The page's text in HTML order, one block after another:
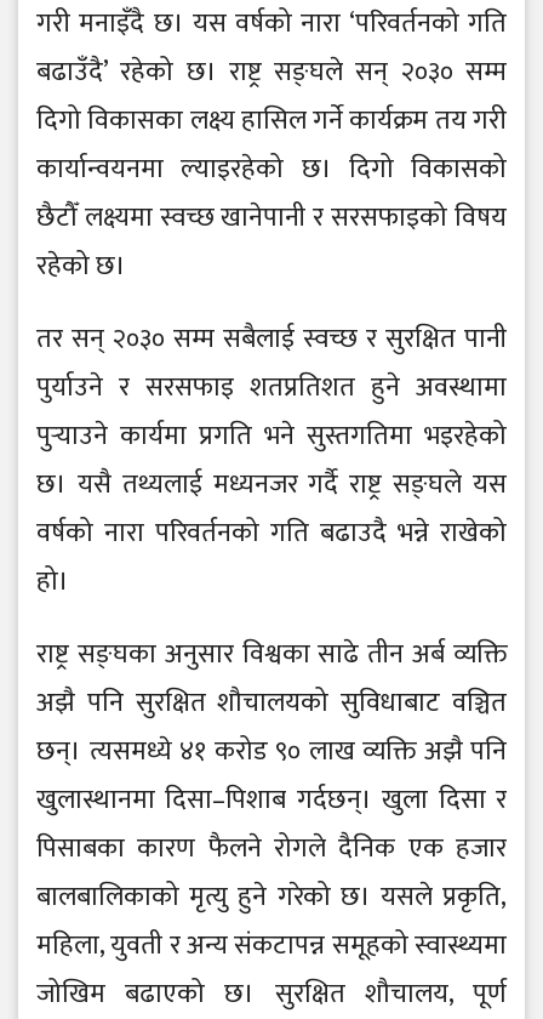
गरी मनाइँदै छ। यस वर्षको नारा ‘परिवर्तनको गति
बढाउँदै’ रहेको छ। राष्ट्र सङ्घले सन् २०३० सम्म
दिगो विकासका लक्ष्य हासिल गर्ने कार्यक्रम तय गरी
कार्यान्वयनमा ल्याइरहेको छ। दिगो विकासको
छैटौँ लक्ष्यमा स्वच्छ खानेपानी र सरसफाइको विषय
रहेको छ।
तर सन् २०३० सम्म सबैलाई स्वच्छ र सुरक्षित पानी
पुर्याउने र सरसफाइ शतप्रतिशत हुने अवस्थामा
पुर्‍याउने कार्यमा प्रगति भने सुस्तगतिमा भइरहेको
छ। यसै तथ्यलाई मध्यनजर गर्दै राष्ट्र सङ्घले यस
वर्षको नारा परिवर्तनको गति बढाउदै भन्ने राखेको
हो।
राष्ट्र सङ्घका अनुसार विश्वका साढे तीन अर्ब व्यक्ति
अझै पनि सुरक्षित शौचालयको सुविधाबाट वञ्चित
छन्। त्यसमध्ये ४१ करोड ९० लाख व्यक्ति अझै पनि
खुलास्थानमा दिसा–पिशाब गर्दछन्। खुला दिसा र
पिसाबका कारण फैलने रोगले दैनिक एक हजार
बालबालिकाको मृत्यु हुने गरेको छ। यसले प्रकृति,
महिला, युवती र अन्य संकटापन्न समूहको स्वास्थ्यमा
जोखिम बढाएको छ। सुरक्षित शौचालय, पूर्ण